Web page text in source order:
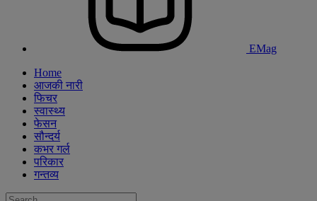
EMag
Home
आजकी नारी
फिचर
स्वास्थ्य
फेसन
सौन्दर्य
कभर गर्ल
परिकार
गन्तव्य